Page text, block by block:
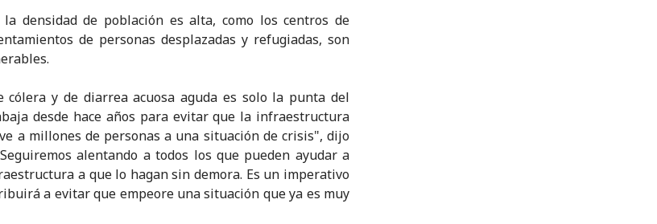
la densidad de población es alta, como los centros de
de personas desplazadas y refugiadas, son
cólera y de diarrea acuosa aguda es solo la punta del
desde hace años para evitar que la infraestructura
a millones de personas a una situación de crisis", dijo
alentando a todos los que pueden ayudar a
a que lo hagan sin demora. Es un imperativo
a evitar que empeore una situación que ya es muy